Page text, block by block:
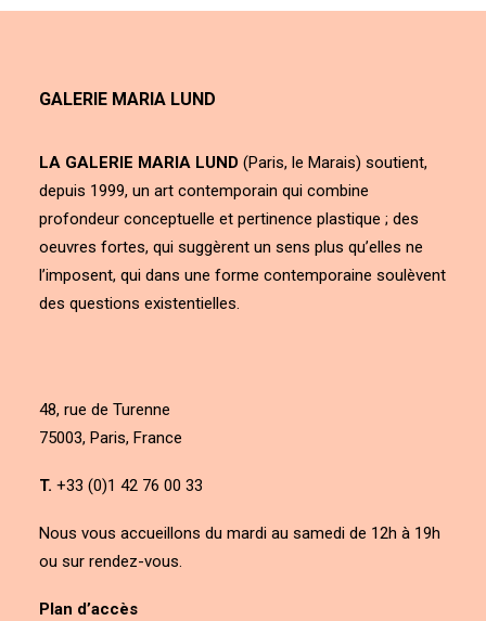
GALERIE MARIA LUND
LA GALERIE MARIA LUND (Paris, le Marais) soutient,
depuis 1999, un art contemporain qui combine
profondeur conceptuelle et pertinence plastique ; des
oeuvres fortes, qui suggèrent un sens plus qu’elles ne
l’imposent, qui dans une forme contemporaine soulèvent
des questions existentielles.
48, rue de Turenne
75003, Paris, France
T. +33 (0)1 42 76 00 33
Nous vous accueillons du mardi au samedi de 12h à 19h
ou sur rendez-vous.
Plan d’accès